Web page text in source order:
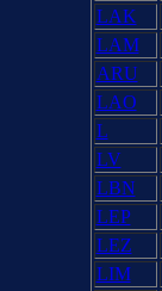
LAK
LAM
ARU
LAO
L
LV
LBN
LEP
LEZ
LIM